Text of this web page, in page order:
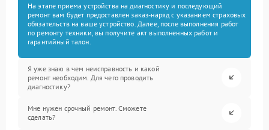
На этапе приема устройства на диагностику и последующий
ремонт вам будет предоставлен заказ-наряд с указанием страховых
обязательств на ваше устройство. Далее, после выполнения работ
по ремонту техники, вы получите акт выполненных работ и
гарантийный талон.
Я уже знаю в чем неисправность и какой
ремонт необходим. Для чего проводить
диагностику?
Мне нужен срочный ремонт. Сможете
сделать?